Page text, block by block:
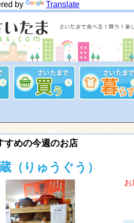
by Translate
すめの今週のお店
（りゅうぐう）
お